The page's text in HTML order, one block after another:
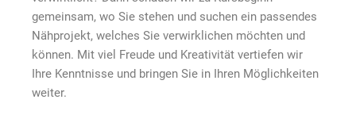
gemeinsam, wo Sie stehen und suchen ein passendes
Nähprojekt, welches Sie verwirklichen möchten und
können. Mit viel Freude und Kreativität vertiefen wir
Ihre Kenntnisse und bringen Sie in Ihren Möglichkeiten
weiter.